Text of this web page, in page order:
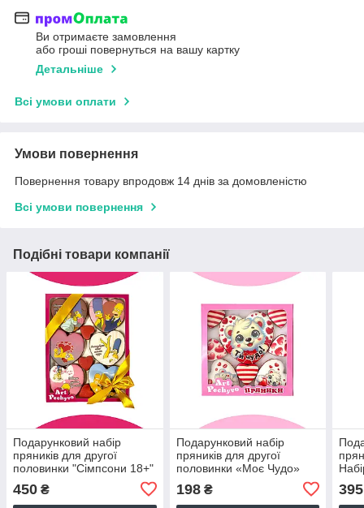
Ви отримаєте замовлення
або гроші повернуться на вашу картку
Детальніше
Всі умови оплати
Умови повернення
Повернення товару впродовж 14 днів за домовленістю
Всі умови повернення
Подібні товари компанії
Подарунковий набір
пряників для другої
половинки "Сімпсони 18+"
450 ₴
Подарунковий набір
пряників для другої
половинки «Моє Чудо»
198₴ 395